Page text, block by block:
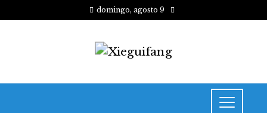
domingo, agosto 9